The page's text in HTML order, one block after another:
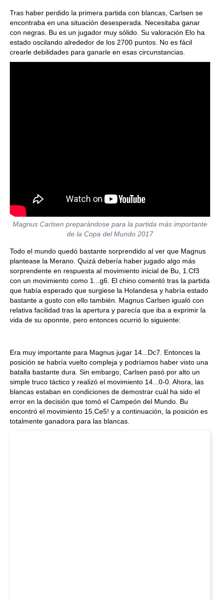
Tras haber perdido la primera partida con blancas, Carlsen se
encontraba en una situación desesperada. Necesitaba ganar
con negras. Bu es un jugador muy sólido. Su valoración Elo ha
estado oscilando alrededor de los 2700 puntos. No es fácil
crearle debilidades para ganarle en esas circunstancias.
Magnus Carlsen preparándose para la partida más importante
de la Copa del Mundo 2017
Todo el mundo quedó bastante sorprendido al ver que Magnus
plantease la Merano. Quizá debería haber jugado algo más
sorprendente en respuesta al movimiento inicial de Bu, 1.Cf3
con un movimiento como 1...g6. El chino comentó tras la partida
que había esperado que surgiese la Holandesa y habría estado
bastante a gusto con ello también. Magnus Carlsen igualó con
relativa facilidad tras la apertura y parecía que iba a exprimir la
vida de su oponnte, pero entonces ocurrió lo siguiente:
Era muy importante para Magnus jugar 14...Dc7. Entonces la
posición se habría vuelto compleja y podríamos haber visto una
batalla bastante dura. Sin embargo, Carlsen pasó por alto un
simple truco táctico y realizó el movimiento 14...0-0. Ahora, las
blancas estaban en condiciones de demostrar cuál ha sido el
error en la decisión que tomó el Campeón del Mundo. Bu
encontró el movimiento 15.Ce5! y a continuación, la posición es
totalmente ganadora para las blancas.